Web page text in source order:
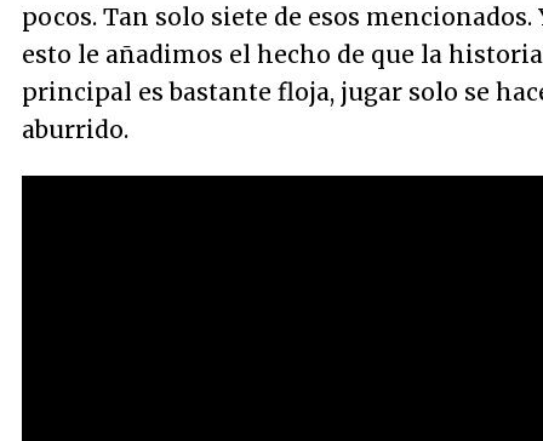
pocos. Tan solo siete de esos mencionados.
esto le añadimos el hecho de que la historia
principal es bastante floja, jugar solo se
aburrido.